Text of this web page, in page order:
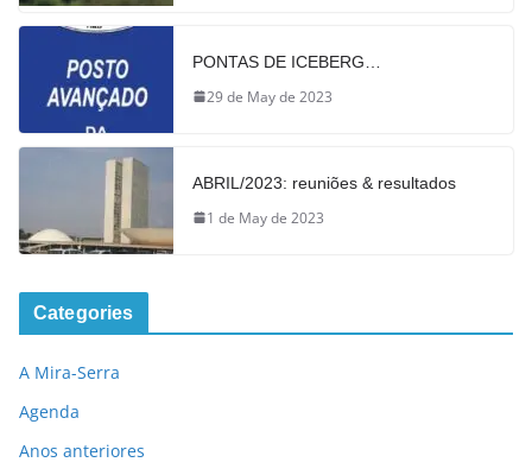
PONTAS DE ICEBERG…
29 de May de 2023
ABRIL/2023: reuniões & resultados
1 de May de 2023
Categories
A Mira-Serra
Agenda
Anos anteriores